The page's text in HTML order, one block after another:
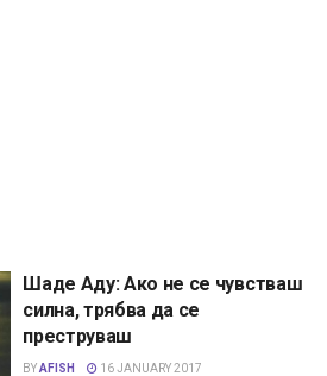
Шаде Аду: Ако не се чувстваш
силна, трябва да се
преструваш
BYAFISH 16 JANUARY 2017